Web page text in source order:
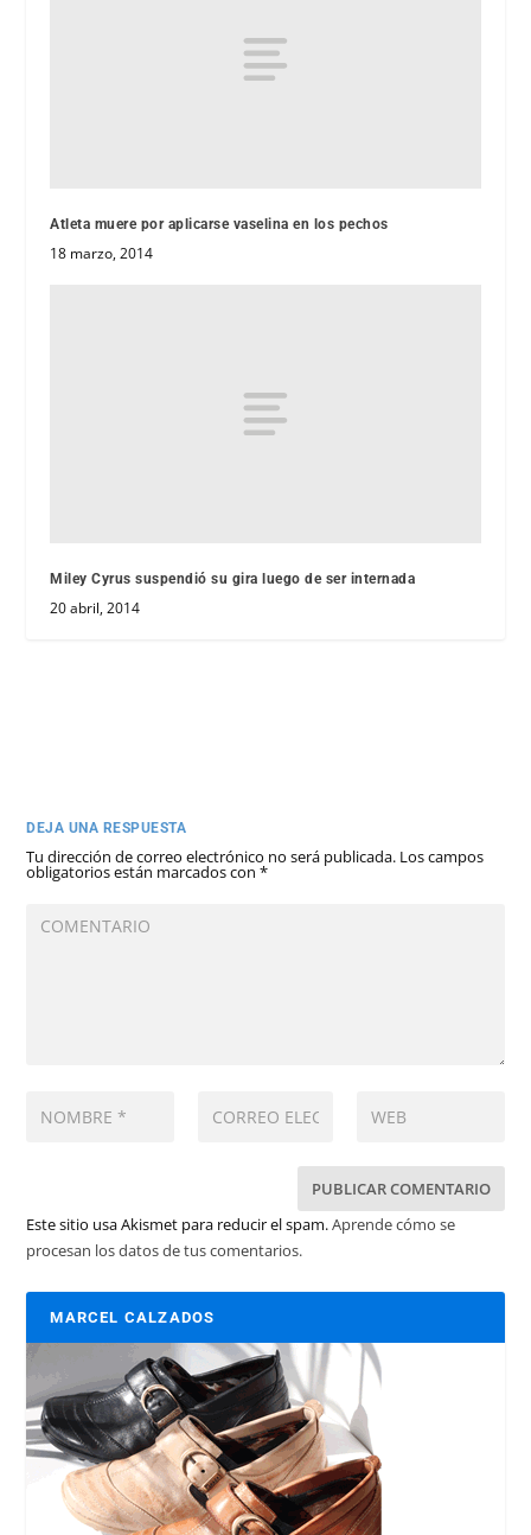
Atleta muere por aplicarse vaselina en los pechos
18 marzo, 2014
Miley Cyrus suspendió su gira luego de ser internada
20 abril, 2014
DEJA UNA RESPUESTA
Tu dirección de correo electrónico no será publicada. Los campos
obligatorios están marcados con*
Este sitio usa Akismet para reducir el spam.Aprende cómo se
procesan los datos de tus comentarios.
MARCEL CALZADOS